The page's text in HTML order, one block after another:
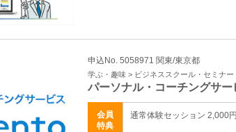
申込No. 5058971 関東/東京都
学ぶ・趣味 > ビジネススクール・セミナー
パーソナル・コーチングサ
会員
特典
通常体験セッション 2,000